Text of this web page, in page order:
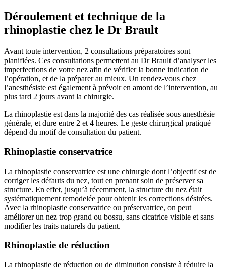
Déroulement et technique de la
rhinoplastie chez le Dr Brault
Avant toute intervention, 2 consultations préparatoires sont
planifiées. Ces consultations permettent au Dr Brault d’analyser les
imperfections de votre nez afin de vérifier la bonne indication de
l’opération, et de la préparer au mieux. Un rendez-vous chez
l’anesthésiste est également à prévoir en amont de l’intervention, au
plus tard 2 jours avant la chirurgie.
La rhinoplastie est dans la majorité des cas réalisée sous anesthésie
générale, et dure entre 2 et 4 heures. Le geste chirurgical pratiqué
dépend du motif de consultation du patient.
Rhinoplastie conservatrice
La rhinoplastie conservatrice est une chirurgie dont l’objectif est de
corriger les défauts du nez, tout en prenant soin de préserver sa
structure. En effet, jusqu’à récemment, la structure du nez était
systématiquement remodelée pour obtenir les corrections désirées.
Avec la rhinoplastie conservatrice ou préservatrice, on peut
améliorer un nez trop grand ou bossu, sans cicatrice visible et sans
modifier les traits naturels du patient.
Rhinoplastie de réduction
La rhinoplastie de réduction ou de diminution consiste à réduire la